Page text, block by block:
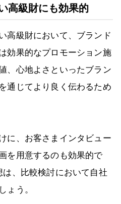
高級財にも効果的
高級財において、ブランド
効果的なプロモーション施
、心地よさといったブラン
通じてより良く伝わるため
に、お客さまインタビュー
を用意するのも効果的で
、比較検討において自社
ょう。